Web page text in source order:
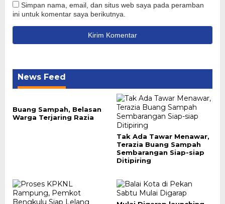
Simpan nama, email, dan situs web saya pada peramban
ini untuk komentar saya berikutnya.
News Feed
Buang Sampah, Belasan
Warga Terjaring Razia
Tak Ada Tawar Menawar,
Terazia Buang Sampah
Sembarangan Siap-siap
Ditipiring